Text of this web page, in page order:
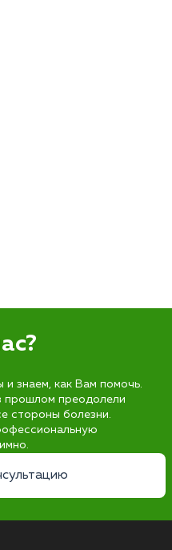
знаем, как Вам помочь.
прошлом преодолели
стороны болезни.